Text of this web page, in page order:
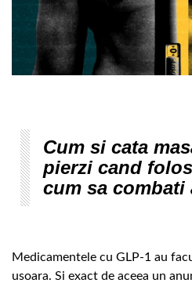
Cum si cata
pierzi cand
cum sa combati
Medicamentele cu GLP-1 au
usoara. Si exact de aceea un